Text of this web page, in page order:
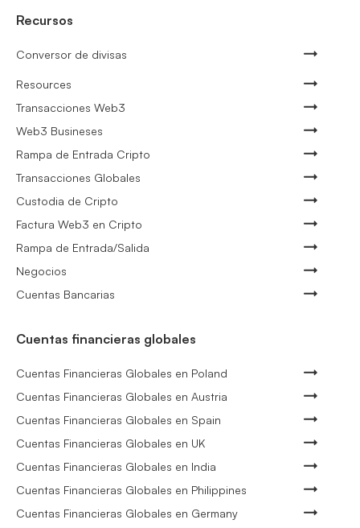
Recursos
Conversor de divisas
Resources
Transacciones Web3
Web3 Busineses
Rampa de Entrada Cripto
Transacciones Globales
Custodia de Cripto
Factura Web3 en Cripto
Rampa de Entrada/Salida
Negocios
Cuentas Bancarias
Cuentas financieras globales
Cuentas Financieras Globales en Poland
Cuentas Financieras Globales en Austria
Cuentas Financieras Globales en Spain
Cuentas Financieras Globales en UK
Cuentas Financieras Globales en India
Cuentas Financieras Globales en Philippines
Cuentas Financieras Globales en Germany